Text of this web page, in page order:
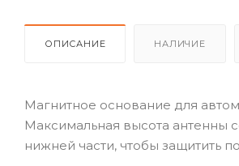
ОПИСАНИЕ НАЛИЧИЕ
Магнитное основание для
Максимальная высота антенны
нижней части, чтобы защитить